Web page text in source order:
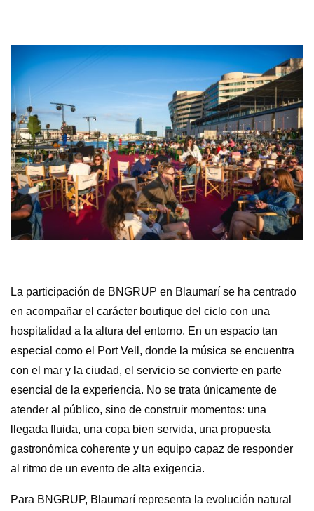
La participación de BNGRUP en Blaumarí se ha centrado
en acompañar el carácter boutique del ciclo con una
hospitalidad a la altura del entorno. En un espacio tan
especial como el Port Vell, donde la música se encuentra
con el mar y la ciudad, el servicio se convierte en parte
esencial de la experiencia. No se trata únicamente de
atender al público, sino de construir momentos: una
llegada fluida, una copa bien servida, una propuesta
gastronómica coherente y un equipo capaz de responder
al ritmo de un evento de alta exigencia.
Para BNGRUP, Blaumarí representa la evolución natural